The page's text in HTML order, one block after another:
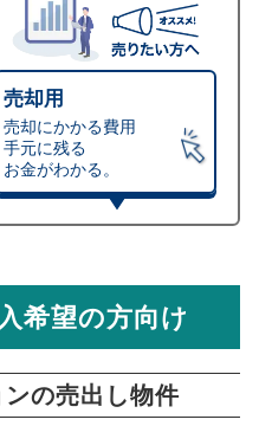
売却用
売却にかかる費用
手元に残る
お金がわかる。
レーション
万円
ミュレーター
希望の方向け
の売出し物件